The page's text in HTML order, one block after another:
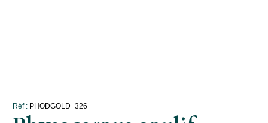
Réf : PHODGOLD_326